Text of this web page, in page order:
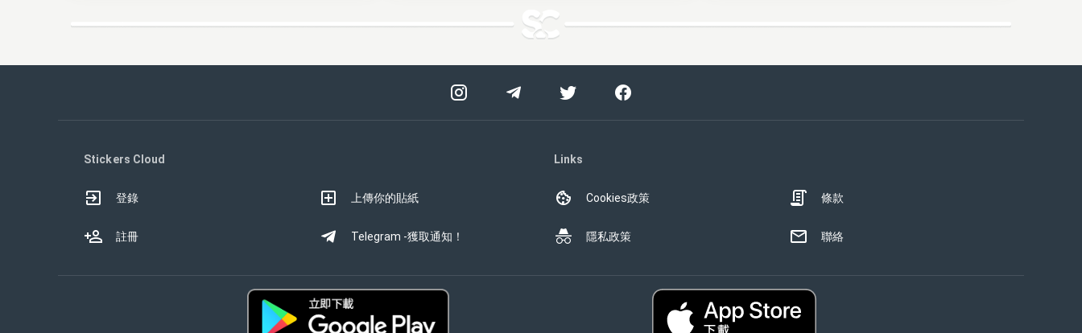
Stickers Cloud
登錄
註冊
上傳你的貼紙
Telegram -獲取通知！
Links
Cookies政策
隱私政策
條款
聯絡